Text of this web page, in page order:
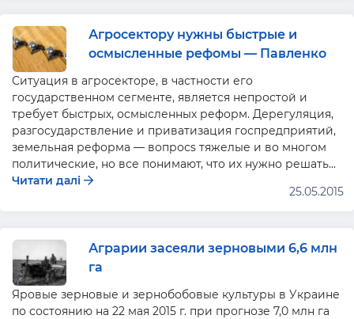
Агросектору нужны быстрые и
осмысленные рефомы — Павленко
Ситуация в агросекторе, в частности его
государственном сегменте, является непростой и
требует быстрых, осмысленных реформ. Дерегуляция,
разгосударствление и приватизация госпредприятий,
земельная реформа — вопросs тяжелые и во многом
политические, но все понимают, что их нужно решать...
Читати далі
25.05.2015
Аграрии засеяли зерновыми 6,6 млн
га
Яровые зерновые и зернобобовые культуры в Украине
по состоянию на 22 мая 2015 г. при прогнозе 7,0 млн га